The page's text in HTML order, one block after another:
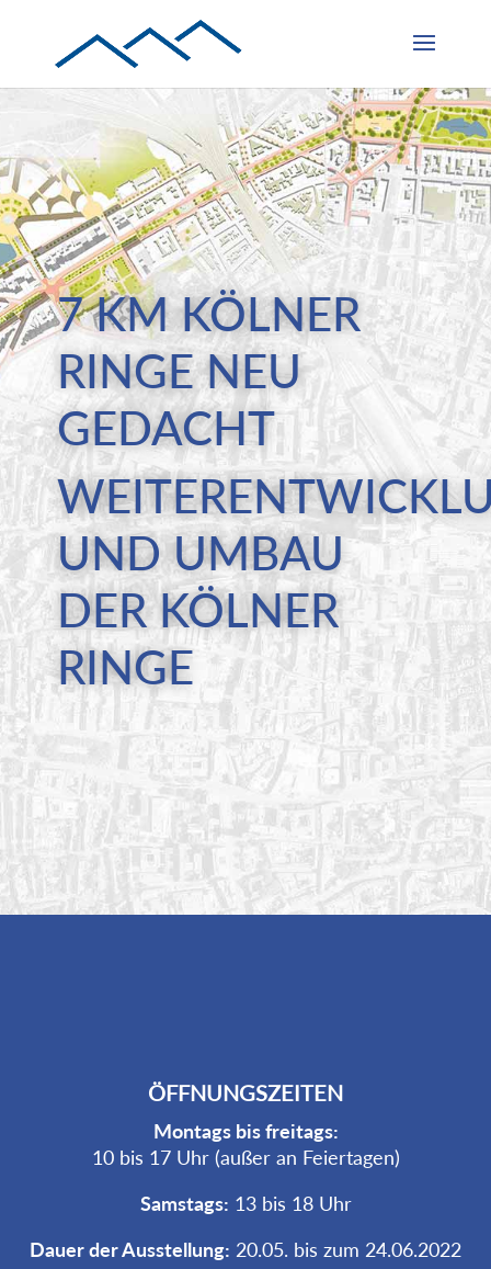
7 KM KÖLNER
RINGE NEU
GEDACHT
UND UMBAU
DER KÖLNER
RINGE
ÖFFNUNGSZEITEN
Montags bis freitags:
10 bis 17 Uhr (außer an Feiertagen)
Samstags: 13 bis 18 Uhr
Dauer der Ausstellung: 20.05. bis zum 24.06.2022